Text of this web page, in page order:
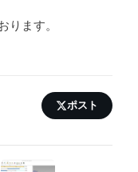
ります。
ポスト